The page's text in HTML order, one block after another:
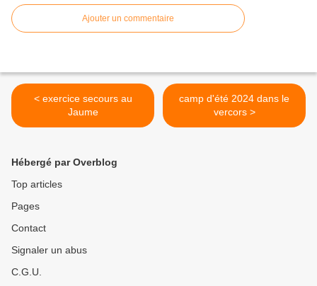
Ajouter un commentaire
< exercice secours au
Jaume
camp d'été 2024 dans le
vercors >
Hébergé par Overblog
Top articles
Pages
Contact
Signaler un abus
C.G.U.